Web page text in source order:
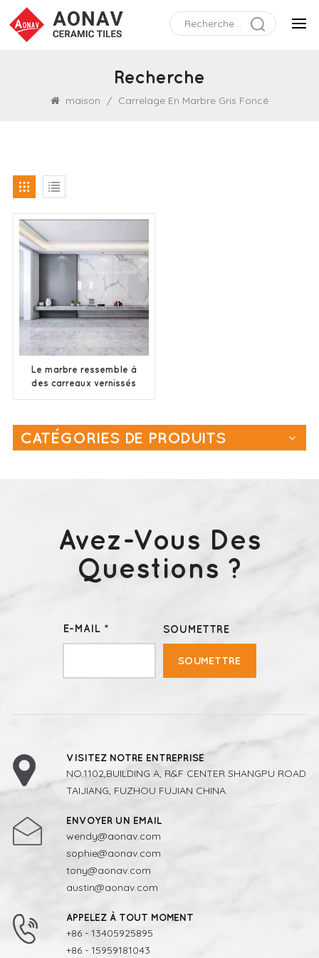
Recherche
maison / Carrelage En Marbre Gris Foncé
Le marbre ressemble à
des carreaux vernissés
CATÉGORIES DE PRODUITS
Avez-Vous Des
Questions ?
E-MAIL * SOUMETTRE
SOUMETTRE
VISITEZ NOTRE ENTREPRISE
NO.1102,BUILDING A, R&F CENTER SHANGPU ROAD
TAIJIANG, FUZHOU FUJIAN CHINA.
ENVOYER UN EMAIL
wendy@aonav.com
sophie@aonav.com
tony@aonav.com
austin@aonav.com
APPELEZ À TOUT MOMENT
+86 - 13405925895
+86 - 15959181043